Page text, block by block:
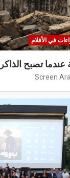
في الأفلام
عندما تصبح
Screen